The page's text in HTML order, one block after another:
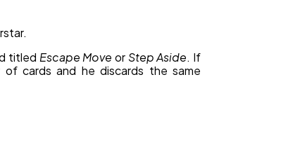
titled Escape Moveor Step Aside. If
cards and he discards the same